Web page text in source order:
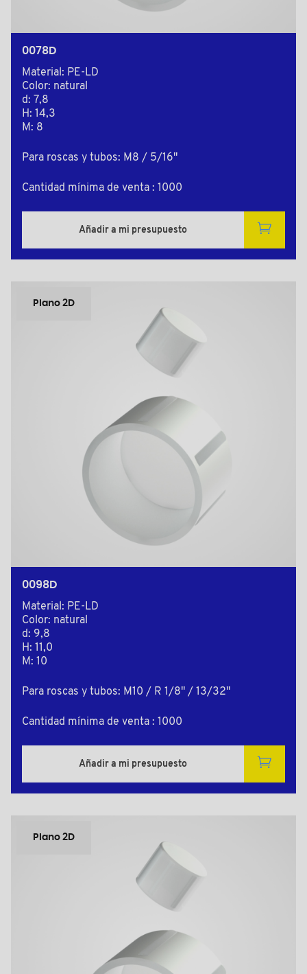
0078D
Material: PE-LD
Color: natural
d: 7,8
H: 14,3
M: 8
Para roscas y tubos: M8 / 5/16"
Cantidad mínima de venta : 1000
Añadir a mi presupuesto
Plano 2D
0098D
Material: PE-LD
Color: natural
d: 9,8
H: 11,0
M: 10
Para roscas y tubos: M10 / R 1/8" / 13/32"
Cantidad mínima de venta : 1000
Añadir a mi presupuesto
Plano 2D